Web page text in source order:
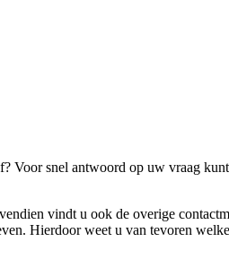
snel antwoord op uw vraag
vindt u ook de overige
Hierdoor weet u van tevoren